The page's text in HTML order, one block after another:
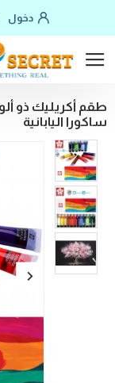
دخول
ساكورا اليابانية